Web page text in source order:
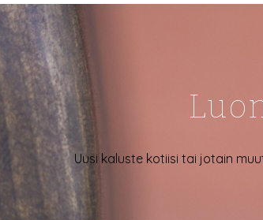
Uusi kaluste kotiisi tai jotain